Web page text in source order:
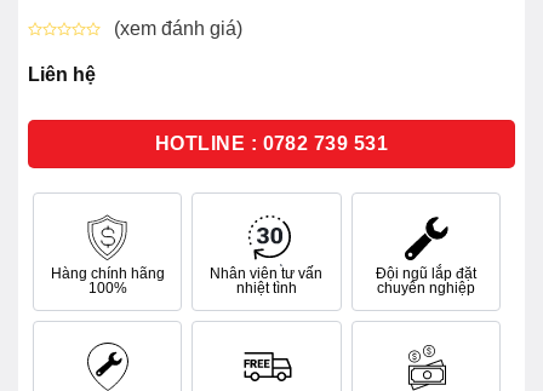
xếp
hạng
sao
(xem đánh giá)
Liên hệ
HOTLINE : 0782 739 531
Hàng chính hãng
100%
Nhân viên tư vấn
nhiệt tình
Đội ngũ lắp đặt
chuyên nghiệp